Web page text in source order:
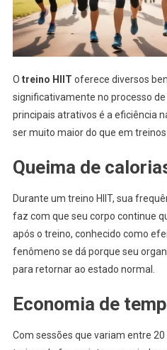
O treino HIIT oferece diversos
significativamente no processo
principais atrativos é a eficiência
ser muito maior do que em treinos
Queima de
Durante um treino HIIT, sua
faz com que seu corpo continue
após o treino, conhecido como
fenômeno se dá porque seu
para retornar ao estado normal.
Economia de
Com sessões que variam entre